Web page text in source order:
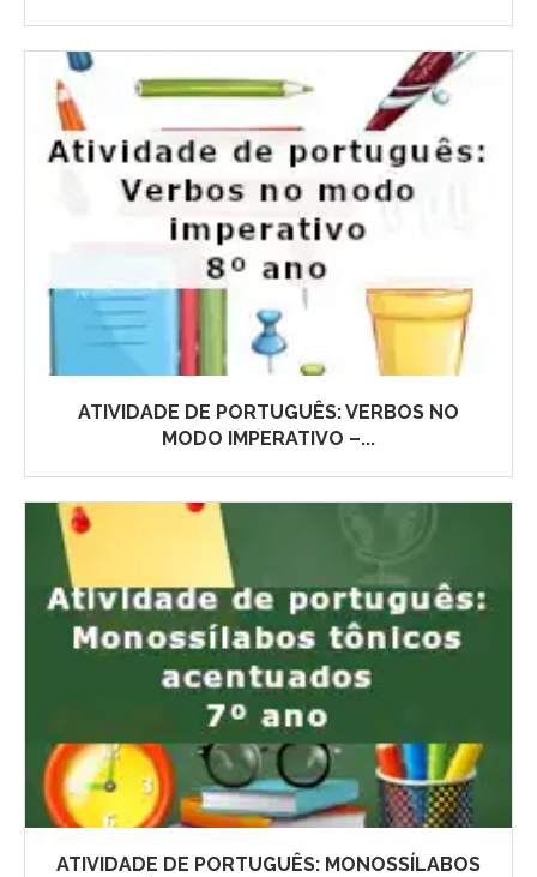
ATIVIDADE DE PORTUGUÊS: VERBOS NO
MODO IMPERATIVO –...
ATIVIDADE DE PORTUGUÊS: MONOSSÍLABOS